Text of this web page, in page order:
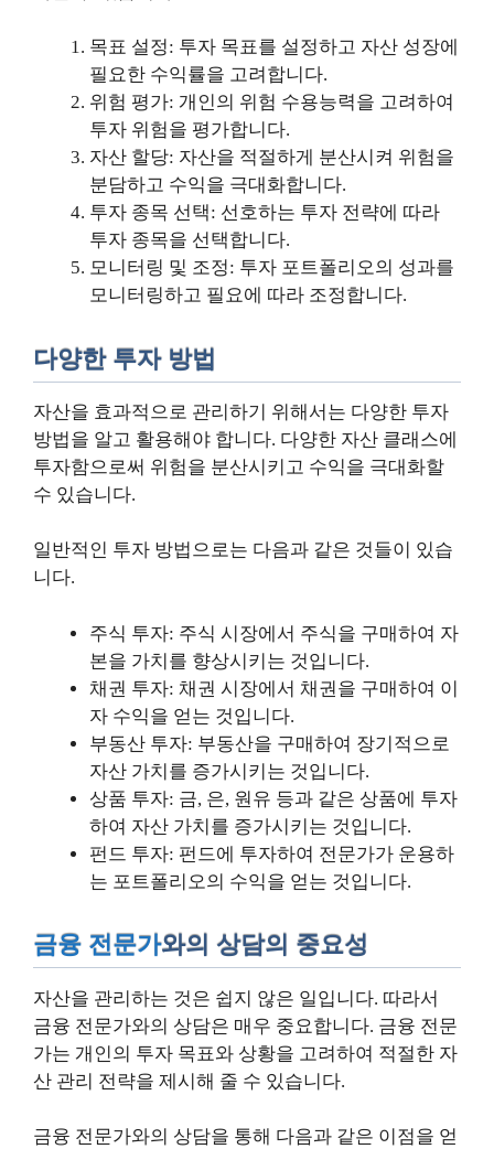
목표 설정: 투자 목표를 설정하고 자산 성장에
필요한 수익률을 고려합니다.
위험 평가: 개인의 위험 수용능력을 고려하여
투자 위험을 평가합니다.
자산 할당: 자산을 적절하게 분산시켜 위험을
분담하고 수익을 극대화합니다.
투자 종목 선택: 선호하는 투자 전략에 따라
투자 종목을 선택합니다.
모니터링 및 조정: 투자 포트폴리오의 성과를
모니터링하고 필요에 따라 조정합니다.
다양한 투자 방법
자산을 효과적으로 관리하기 위해서는 다양한 투자
방법을 알고 활용해야 합니다. 다양한 자산 클래스에
투자함으로써 위험을 분산시키고 수익을 극대화할
수 있습니다.
일반적인 투자 방법으로는 다음과 같은 것들이 있습
니다.
주식 투자: 주식 시장에서 주식을 구매하여 자
본을 가치를 향상시키는 것입니다.
채권 투자: 채권 시장에서 채권을 구매하여 이
자 수익을 얻는 것입니다.
부동산 투자: 부동산을 구매하여 장기적으로
자산 가치를 증가시키는 것입니다.
상품 투자: 금, 은, 원유 등과 같은 상품에 투자
하여 자산 가치를 증가시키는 것입니다.
펀드 투자: 펀드에 투자하여 전문가가 운용하
는 포트폴리오의 수익을 얻는 것입니다.
금융 전문가와의 상담의 중요성
자산을 관리하는 것은 쉽지 않은 일입니다. 따라서
금융 전문가와의 상담은 매우 중요합니다. 금융 전문
가는 개인의 투자 목표와 상황을 고려하여 적절한 자
산 관리 전략을 제시해 줄 수 있습니다.
금융 전문가와의 상담을 통해 다음과 같은 이점을 얻